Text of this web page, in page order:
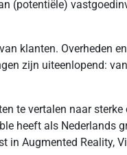
klanten. Overheden
zijn uiteenlopend:
te vertalen naar
heeft als Nederlands
Augmented